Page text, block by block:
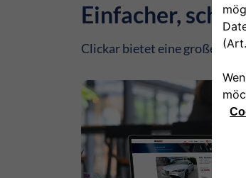
Einfacher,
Clickar bietet eine große